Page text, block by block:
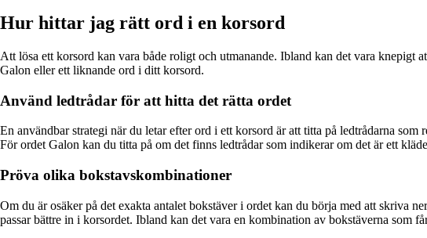
Hur hittar jag rätt ord i en korsord
Att lösa ett korsord kan vara både roligt och utmanande. Ibland kan det vara knepigt
Galon eller ett liknande ord i ditt korsord.
Använd ledtrådar för att hitta det rätta ordet
En användbar strategi när du letar efter ord i ett korsord är att titta på ledtrådarna
För ordet Galon kan du titta på om det finns ledtrådar som indikerar om det är ett
Pröva olika bokstavskombinationer
Om du är osäker på det exakta antalet bokstäver i ordet kan du börja med att skriva
passar bättre in i korsordet. Ibland kan det vara en kombination av bokstäverna som